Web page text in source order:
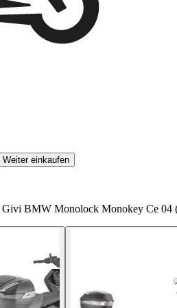
Weiter einkaufen
Givi BMW Monolock Monokey Ce 04